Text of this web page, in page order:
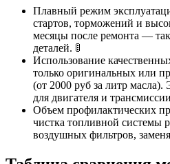
Плавный режим
стартов, торможений и
месяцы после ремонта —
деталей. 🚦
Использование
только оригинальных или
(от 2000 руб за литр
для двигателя и
Объем профилактических
чистка топливной системы
воздушных фильтров,